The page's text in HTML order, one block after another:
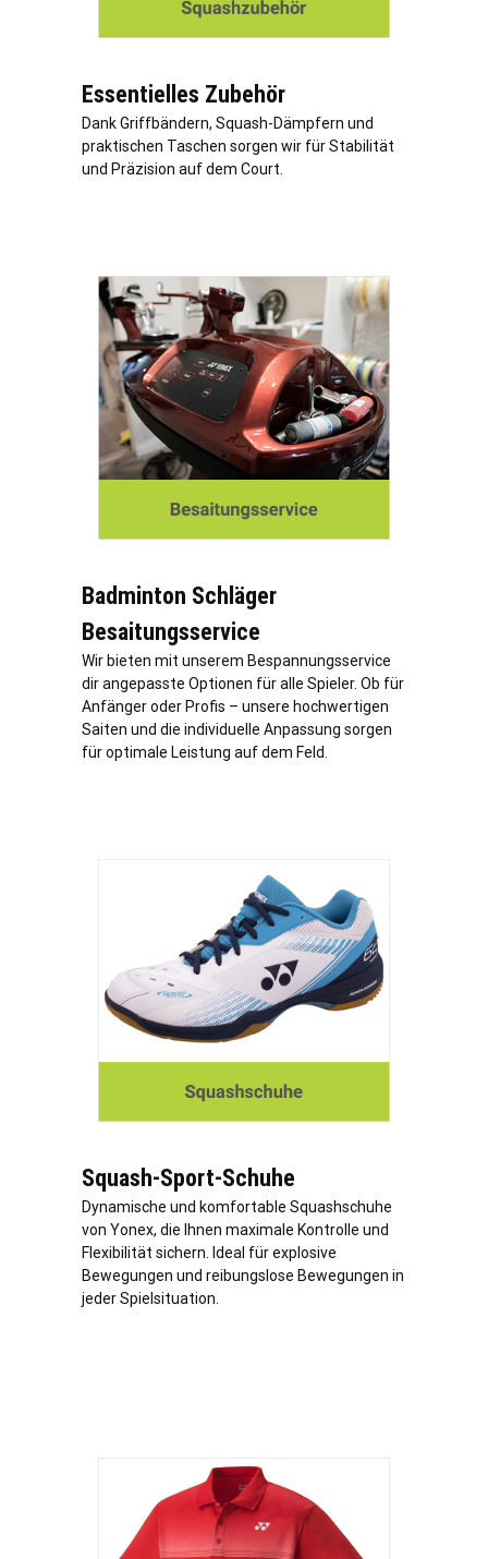
Essentielles Zubehör
Dank Griffbändern, Squash-Dämpfern und
praktischen Taschen sorgen wir für Stabilität
und Präzision auf dem Court.
Badminton Schläger
Besaitungsservice
Wir bieten mit unserem Bespannungsservice
dir angepasste Optionen für alle Spieler. Ob für
Anfänger oder Profis – unsere hochwertigen
Saiten und die individuelle Anpassung sorgen
für optimale Leistung auf dem Feld.
Squash-Sport-Schuhe
Dynamische und komfortable Squashschuhe
von Yonex, die Ihnen maximale Kontrolle und
Flexibilität sichern. Ideal für explosive
Bewegungen und reibungslose Bewegungen in
jeder Spielsituation.